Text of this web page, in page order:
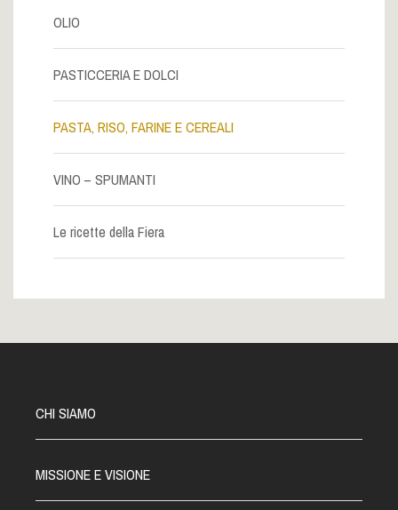
OLIO
PASTICCERIA E DOLCI
PASTA, RISO, FARINE E CEREALI
VINO – SPUMANTI
Le ricette della Fiera
CHI SIAMO
MISSIONE E VISIONE